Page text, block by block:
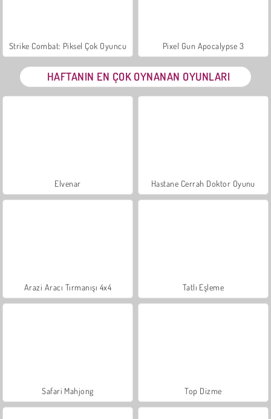
Strike Combat: Piksel Çok Oyuncu Pixel Gun Apocalypse 3
HAFTANIN EN ÇOK OYNANAN OYUNLARI
Elvenar Hastane Cerrah Doktor Oyunu
Arazi Aracı Tırmanışı 4x4 Tatlı Eşleme
Safari Mahjong Top Dizme